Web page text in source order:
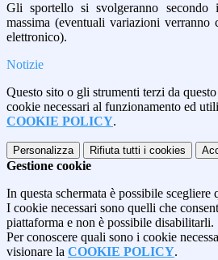
Gli sportello si svolgeranno secondo
massima (eventuali variazioni verranno
elettronico).
Notizie
Questo sito o gli strumenti terzi da
cookie necessari al funzionamento ed
COOKIE POLICY.
Personalizza Rifiuta tutti i cookies
Gestione cookie
In questa schermata è possibile scegliere
I cookie necessari sono quelli che
piattaforma e non è possibile disabilitarli.
Per conoscere quali sono i cookie
visionare la COOKIE POLICY.